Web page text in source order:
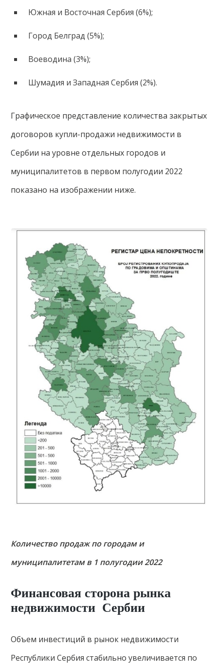
Южная и Восточная Сербия (6%);
Город Белград (5%);
Воеводина (3%);
Шумадия и Западная Сербия (2%).
Графическое представление количества закрытых
договоров купли-продажи недвижимости в
Сербии на уровне отдельных городов и
муниципалитетов в первом полугодии 2022
показано на изображении ниже.
Количество продаж по городам и
муниципалитетам в 1 полугодии 2022
Финансовая сторона рынка
недвижимости Сербии
Объем инвестиций в рынок недвижимости
Республики Сербия стабильно увеличивается по